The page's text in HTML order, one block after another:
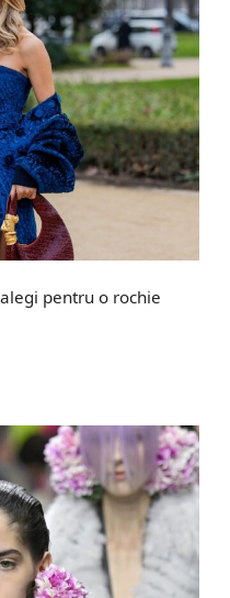
pentru o rochie